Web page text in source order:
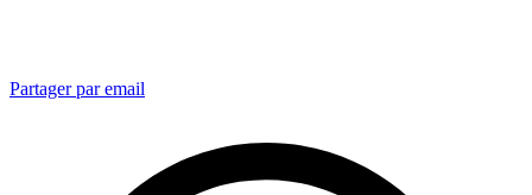
Partager par email